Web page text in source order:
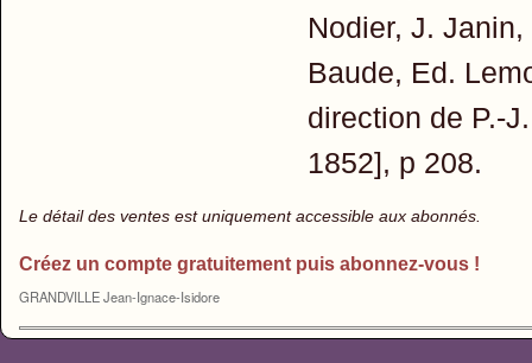
Nodier, J.
Baude, Ed.
direction de P.-
1852], p 208.
Le détail des ventes est uniquement accessible aux abonnés.
Créez un compte gratuitement puis abonnez-vous !
GRANDVILLE Jean-Ignace-Isidore